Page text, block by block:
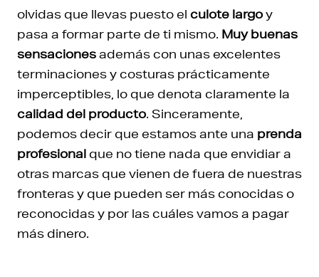
olvidas que llevas puesto el culote largoy
pasa a formar parte de ti mismo. Muy buenas
sensacionesademás con unas excelentes
terminaciones y costuras prácticamente
imperceptibles, lo que denota claramente la
calidad del producto. Sinceramente,
podemos decir que estamos ante una prenda
profesionalque no tiene nada que envidiar a
otras marcas que vienen de fuera de nuestras
fronteras y que pueden ser más conocidas o
reconocidas y por las cuáles vamos a pagar
más dinero.